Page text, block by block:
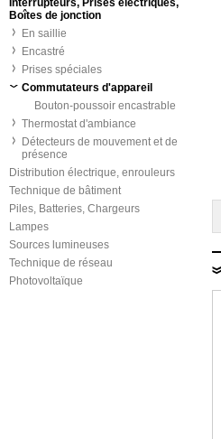
Interrupteurs, Prises électriques,
Boîtes de jonction
En saillie
Encastré
Prises spéciales
Commutateurs d'appareil
Bouton-poussoir encastrable
Thermostat d'ambiance
Détecteurs de mouvement et de
présence
Distribution électrique, enrouleurs
Technique de bâtiment
Piles, Batteries, Chargeurs
Lampes
Sources lumineuses
Technique de réseau
Photovoltaïque